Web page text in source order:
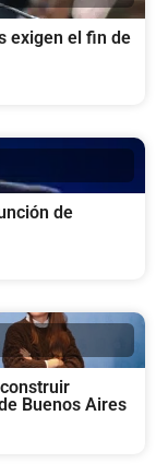
exigen el fin de
de
Buenos Aires